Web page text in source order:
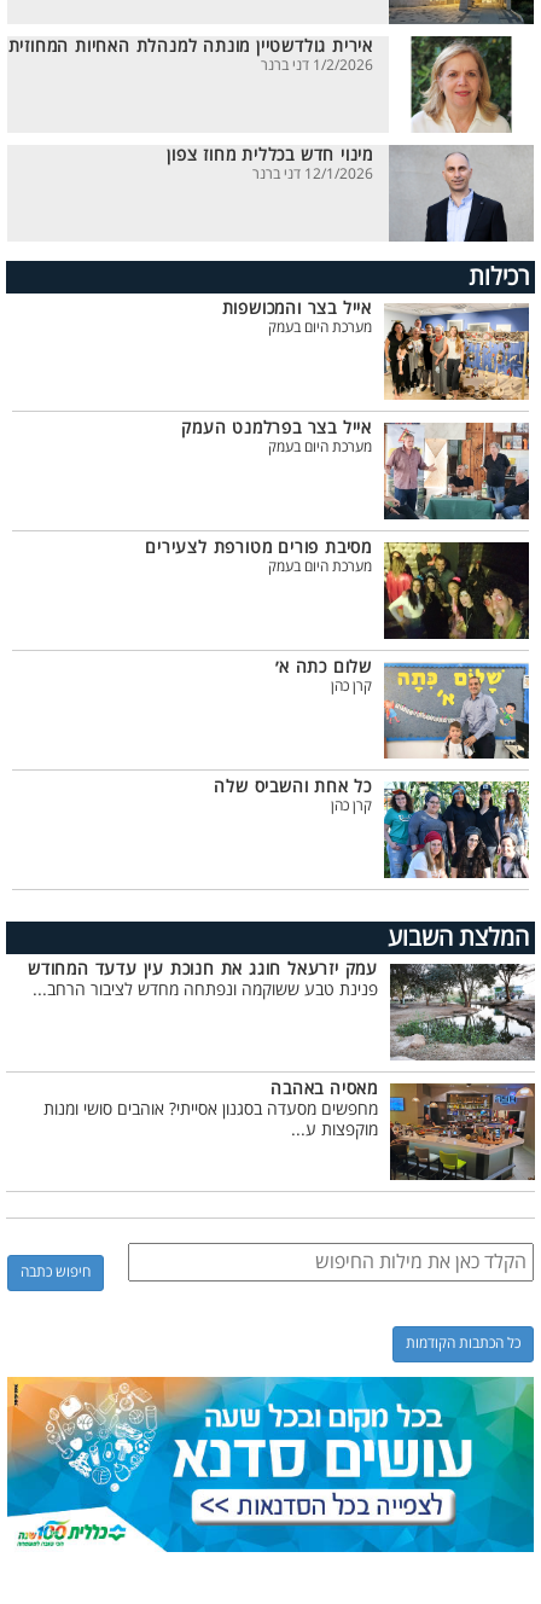
אירית גולדשטיין מונתה למנהלת האחיות המחוזית
1/2/2026 דני ברנר
מינוי חדש בכללית מחוז צפון
12/1/2026 דני ברנר
רכילות
אייל בצר והמכושפות
מערכת היום בעמק
אייל בצר בפרלמנט העמק
מערכת היום בעמק
מסיבת פורים מטורפת לצעירים
מערכת היום בעמק
שלום כתה א׳
קרן כהן
כל אחת והשביס שלה
קרן כהן
המלצת השבוע
עמק יזרעאל חוגג את חנוכת עין עדעד המחודש
פנינת טבע ששוקמה ונפתחה מחדש לציבור הרחב...
מאסיה באהבה
מחפשים מסעדה בסגנון אסייתי? אוהבים סושי ומנות
מוקפצות ע...
כל הכתבות הקודמות